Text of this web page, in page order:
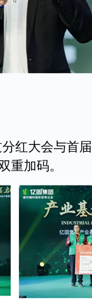
红大会与首
重加码。